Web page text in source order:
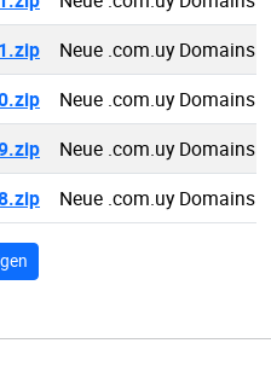
Neue .com.uy Domains
Neue .com.uy Domains
Neue .com.uy Domains
Neue .com.uy Domains